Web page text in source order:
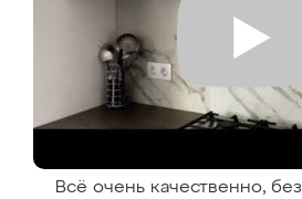
Всё очень качественно, без